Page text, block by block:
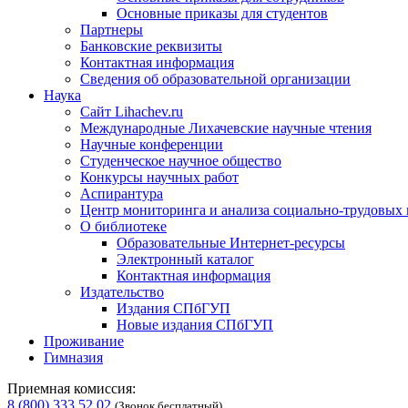
Основные приказы для студентов
Партнеры
Банковские реквизиты
Контактная информация
Сведения об образовательной организации
Наука
Сайт Lihachev.ru
Международные Лихачевские научные чтения
Научные конференции
Студенческое научное общество
Конкурсы научных работ
Аспирантура
Центр мониторинга и анализа социально-трудовых
О библиотеке
Образовательные Интернет-ресурсы
Электронный каталог
Контактная информация
Издательство
Издания СПбГУП
Новые издания СПбГУП
Проживание
Гимназия
Приемная комиссия:
8 (800) 333 52 02